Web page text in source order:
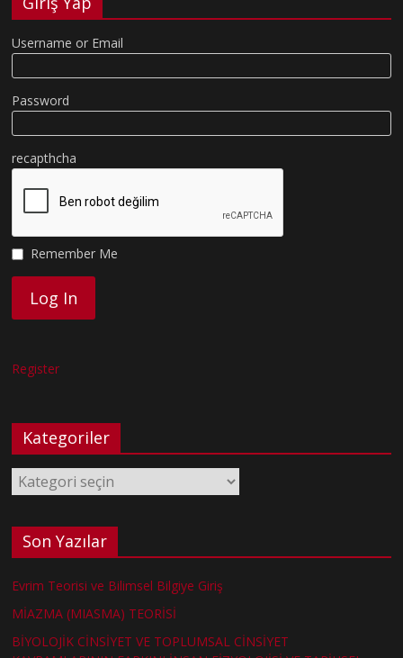
Username or Email
Password
recapthcha
Remember Me
Register
Kategoriler
Kategoriler
Son Yazılar
Evrim Teorisi ve Bilimsel Bilgiye Giriş
MİAZMA (MIASMA) TEORİSİ
BİYOLOJİK CİNSİYET VE TOPLUMSAL CİNSİYET